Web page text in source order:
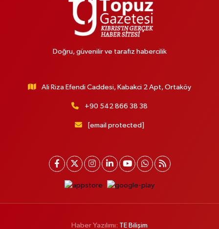
Doğru, güvenilir ve tarafız habercilik
Ali Riza Efendi Caddesi, Kabakci 2 Apt, Ortaköy
+90 542 866 38 38
[email protected]
Haber Yazılımı: TE Bilişim